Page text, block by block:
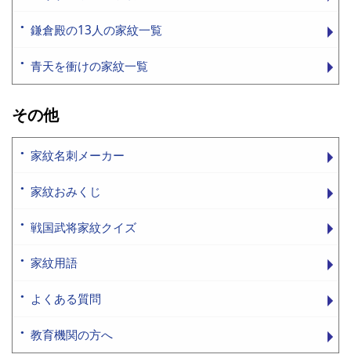
鎌倉殿の13人の家紋一覧
青天を衝けの家紋一覧
その他
家紋名刺メーカー
家紋おみくじ
戦国武将家紋クイズ
家紋用語
よくある質問
教育機関の方へ